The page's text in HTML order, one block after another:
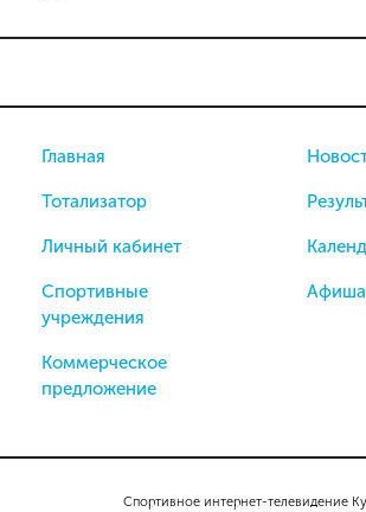
Спортивное интернет-телевидение
Главная
Тотализатор
Личный кабинет
Спортивные
учреждения
Коммерческое
предложение
Афиша